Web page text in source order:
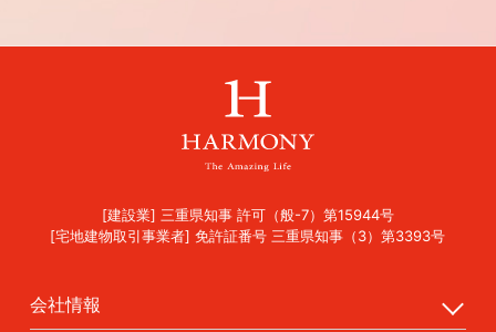
[建設業] 三重県知事 許可（般-7）第15944号
[宅地建物取引事業者] 免許証番号 三重県知事（3）第3393号
会社情報